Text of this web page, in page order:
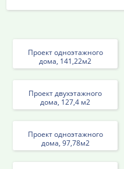
Проект одноэтажного
дома, 141,22м2
Проект двухэтажного
дома, 127,4 м2
Проект одноэтажного
дома, 97,78м2